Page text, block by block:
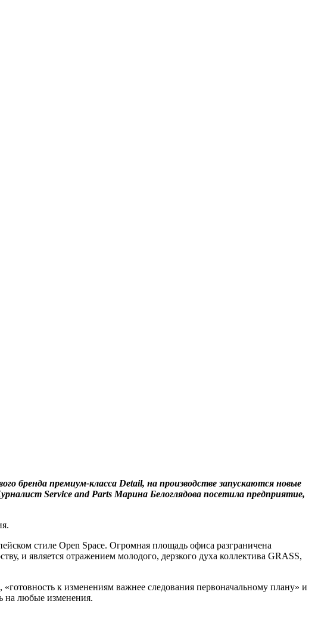
бренда премиум-класса Detail, на производстве запускаются новые
Service and Parts Марина Белоглядова посетила предприятие,
стиле Open Space. Огромная площадь офиса разграничена
и является отражением молодого, дерзкого духа коллектива GRASS,
к изменениям важнее следования первоначальному плану» и
на любые изменения.